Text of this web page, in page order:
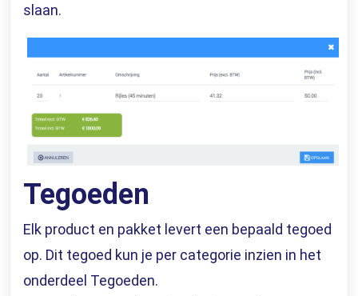
slaan.
Tegoeden
Elk product en pakket levert een bepaald tegoed
op. Dit tegoed kun je per categorie inzien in het
onderdeel Tegoeden.